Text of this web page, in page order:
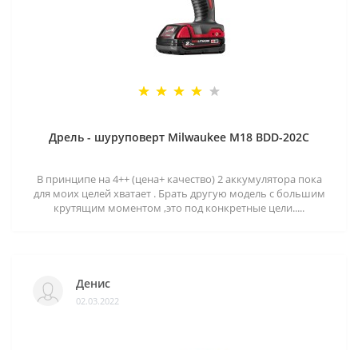
Дрель - шуруповерт Milwaukee M18 BDD-202C
В принципе на 4++ (цена+ качество) 2 аккумулятора пока
для моих целей хватает . Брать другую модель с большим
крутящим моментом ,это под конкретные цели.....
Денис
02.03.2022